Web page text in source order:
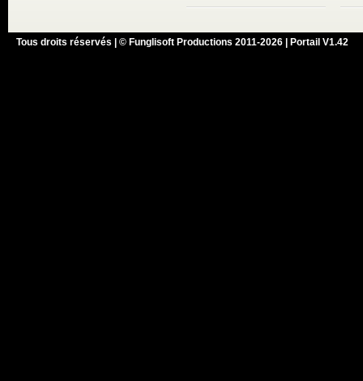
Tous droits réservés | © Funglisoft Productions 2011-2026 | Portail V1.42